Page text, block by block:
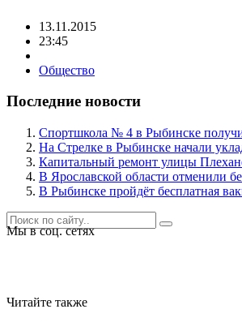
13.11.2015
23:45
Общество
Последние новости
Спортшкола № 4 в Рыбинске
На Стрелке в Рыбинске начали
Капитальный ремонт улицы
В Ярославской области отменили
В Рыбинске пройдёт бесплатная
Мы в соц. сетях
Читайте также